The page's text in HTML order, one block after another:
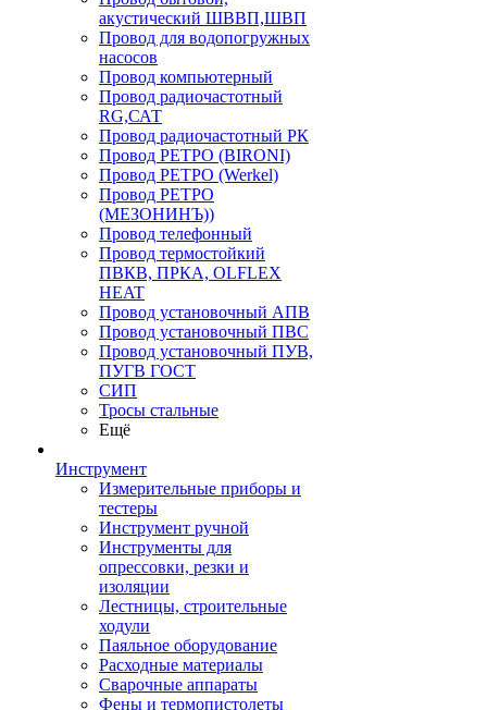
акустический ШВВП,ШВП
Провод для водопогружных
насосов
Провод компьютерный
Провод радиочастотный
RG,САТ
Провод радиочастотный РК
Провод РЕТРО (BIRONI)
Провод РЕТРО (Werkel)
Провод РЕТРО
(МЕЗОНИНЪ))
Провод телефонный
Провод термостойкий
ПВКВ, ПРКА, OLFLEX
HEAT
Провод установочный АПВ
Провод установочный ПВС
Провод установочный ПУВ,
ПУГВ ГОСТ
СИП
Тросы стальные
Ещё
Инструмент
Измерительные приборы и
тестеры
Инструмент ручной
Инструменты для
опрессовки, резки и
изоляции
Лестницы, строительные
ходули
Паяльное оборудование
Расходные материалы
Сварочные аппараты
Фены и термопистолеты